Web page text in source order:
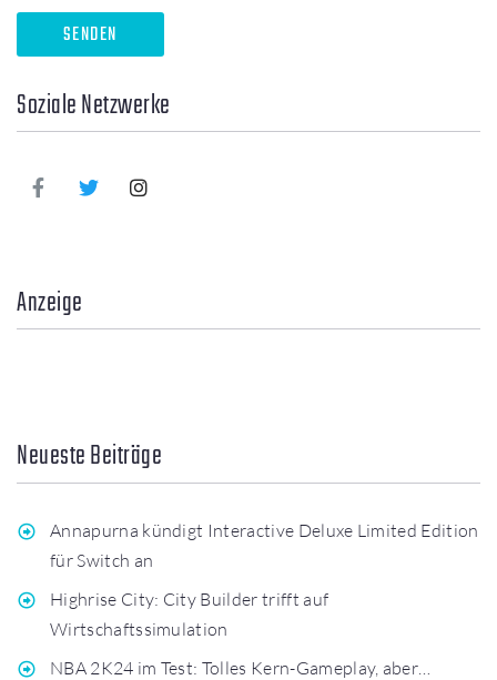
Soziale Netzwerke
Anzeige
Neueste Beiträge
Annapurna kündigt Interactive Deluxe Limited Edition
für Switch an
Highrise City: City Builder trifft auf
Wirtschaftssimulation
NBA 2K24 im Test: Tolles Kern-Gameplay, aber…